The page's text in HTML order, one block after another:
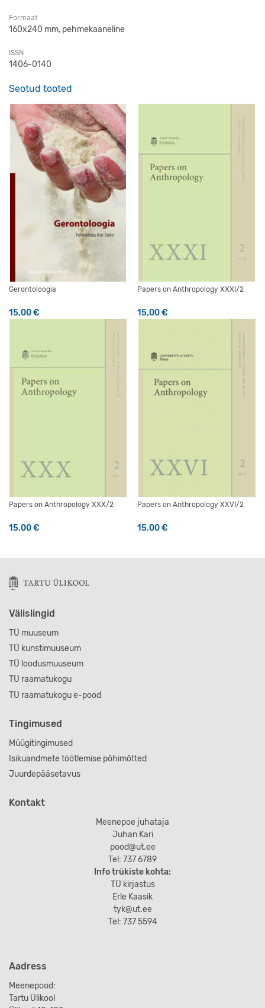
Formaat
160x240 mm, pehmekaaneline
ISSN
1406-0140
Seotud tooted
Gerontoloogia
15,00€
Papers on Anthropology XXXI/2
15,00€
Papers on Anthropology XXX/2
15,00€
Papers on Anthropology XXVI/2
15,00€
Välislingid
TÜ muuseum
TÜ kunstimuuseum
TÜ loodusmuuseum
TÜ raamatukogu
TÜ raamatukogu e-pood
Tingimused
Müügitingimused
Isikuandmete töötlemise põhimõtted
Juurdepääsetavus
Kontakt
Meenepoe juhataja
Juhan Kari
pood@ut.ee
Tel: 737 6789
Info trükiste kohta:
TÜ kirjastus
Erle Kaasik
tyk@ut.ee
Tel: 737 5594
Aadress
Meenepood:
Tartu Ülikool